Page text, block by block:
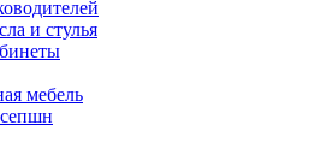
и стулья
мебель